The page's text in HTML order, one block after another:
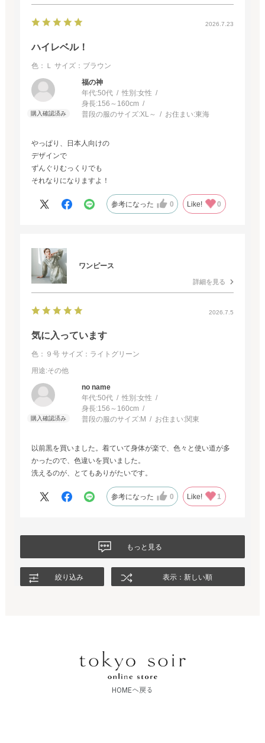
2026.7.23
ハイレベル！
色：Ｌ サイズ：ブラウン
福の神
年代:50代 性別:女性
身長:156～160cm
普段の服のサイズ:XL～ お住まい:東海
やっぱり、日本人向けの
デザインで
ずんぐりむっくりでも
それなりになりますよ！
参考になった 0 Like! 0
ワンピース
詳細を見る
2026.7.5
気に入っています
色：９号 サイズ：ライトグリーン
用途:その他
no name
年代:50代 性別:女性
身長:156～160cm
普段の服のサイズ:M お住まい:関東
以前黒を買いました。着ていて身体が楽で、色々と使い道が多
かったので、色違いを買いました。
洗えるのが、とてもありがたいです。
参考になった 0 Like! 1
もっと見る
絞り込み 表示：新しい順
HOMEへ戻る